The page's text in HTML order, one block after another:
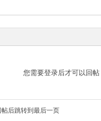
您需要登录后才可以回帖
帖后跳转到最后一页